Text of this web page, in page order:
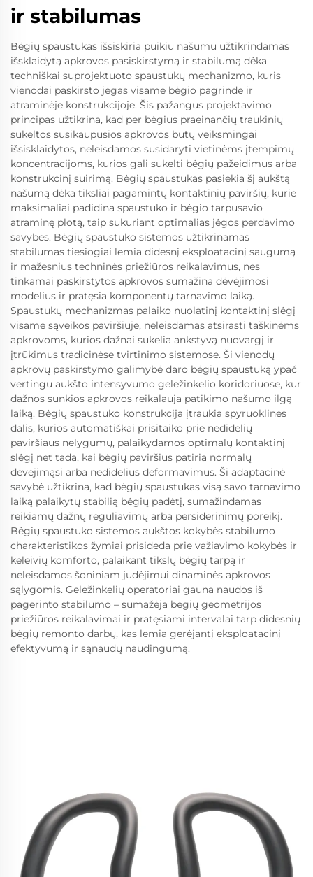
ir stabilumas
Bėgių spaustukas išsiskiria puikiu našumu užtikrindamas
išsklaidytą apkrovos pasiskirstymą ir stabilumą dėka
techniškai suprojektuoto spaustukų mechanizmo, kuris
vienodai paskirsto jėgas visame bėgio pagrinde ir
atraminėje konstrukcijoje. Šis pažangus projektavimo
principas užtikrina, kad per bėgius praeinančių traukinių
sukeltos susikaupusios apkrovos būtų veiksmingai
išsisklaidytos, neleisdamos susidaryti vietinėms įtempimų
koncentracijoms, kurios gali sukelti bėgių pažeidimus arba
konstrukcinį suirimą. Bėgių spaustukas pasiekia šį aukštą
našumą dėka tiksliai pagamintų kontaktinių paviršių, kurie
maksimaliai padidina spaustuko ir bėgio tarpusavio
atraminę plotą, taip sukuriant optimalias jėgos perdavimo
savybes. Bėgių spaustuko sistemos užtikrinamas
stabilumas tiesiogiai lemia didesnį eksploatacinį saugumą
ir mažesnius techninės priežiūros reikalavimus, nes
tinkamai paskirstytos apkrovos sumažina dėvėjimosi
modelius ir pratęsia komponentų tarnavimo laiką.
Spaustukų mechanizmas palaiko nuolatinį kontaktinį slėgį
visame sąveikos paviršiuje, neleisdamas atsirasti taškinėms
apkrovoms, kurios dažnai sukelia ankstyvą nuovargį ir
įtrūkimus tradicinėse tvirtinimo sistemose. Ši vienodų
apkrovų paskirstymo galimybė daro bėgių spaustuką ypač
vertingu aukšto intensyvumo geležinkelio koridoriuose, kur
dažnos sunkios apkrovos reikalauja patikimo našumo ilgą
laiką. Bėgių spaustuko konstrukcija įtraukia spyruoklines
dalis, kurios automatiškai prisitaiko prie nedidelių
paviršiaus nelygumų, palaikydamos optimalų kontaktinį
slėgį net tada, kai bėgių paviršius patiria normalų
dėvėjimąsi arba nedidelius deformavimus. Ši adaptacinė
savybė užtikrina, kad bėgių spaustukas visą savo tarnavimo
laiką palaikytų stabilią bėgių padėtį, sumažindamas
reikiamų dažnų reguliavimų arba persiderinimų poreikį.
Bėgių spaustuko sistemos aukštos kokybės stabilumo
charakteristikos žymiai prisideda prie važiavimo kokybės ir
keleivių komforto, palaikant tikslų bėgių tarpą ir
neleisdamos šoniniam judėjimui dinaminės apkrovos
sąlygomis. Geležinkelių operatoriai gauna naudos iš
pagerinto stabilumo – sumažėja bėgių geometrijos
priežiūros reikalavimai ir pratęsiami intervalai tarp didesnių
bėgių remonto darbų, kas lemia gerėjantį eksploatacinį
efektyvumą ir sąnaudų naudingumą.